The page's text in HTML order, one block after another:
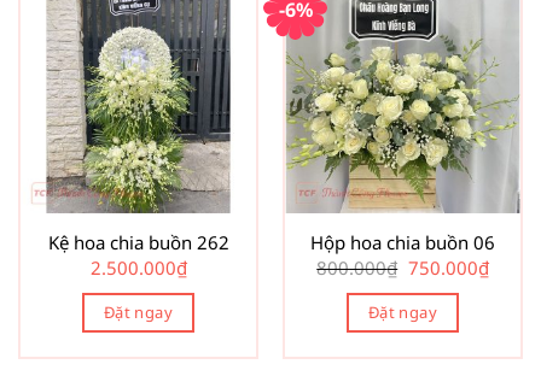
Kệ hoa chia buồn 262
2.500.000₫
Đặt ngay
-6%
Hộp hoa chia buồn 06
800.000₫ Giá
gốc
là:
800.000₫.
750.000₫Giá
hiện
Đặt ngay